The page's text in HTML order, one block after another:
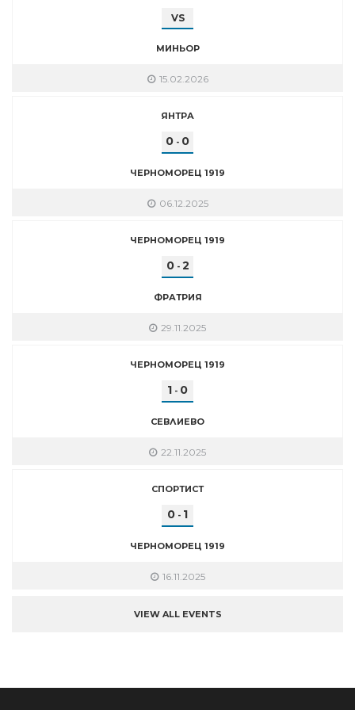
VS
МИНЬОР
15.02.2026
ЯНТРА
0 - 0
ЧЕРНОМОРЕЦ 1919
06.12.2025
ЧЕРНОМОРЕЦ 1919
0- 2
ФРАТРИЯ
29.11.2025
ЧЕРНОМОРЕЦ 1919
1 - 0
СЕВЛИЕВО
22.11.2025
СПОРТИСТ
0 - 1
ЧЕРНОМОРЕЦ 1919
16.11.2025
VIEW ALL EVENTS